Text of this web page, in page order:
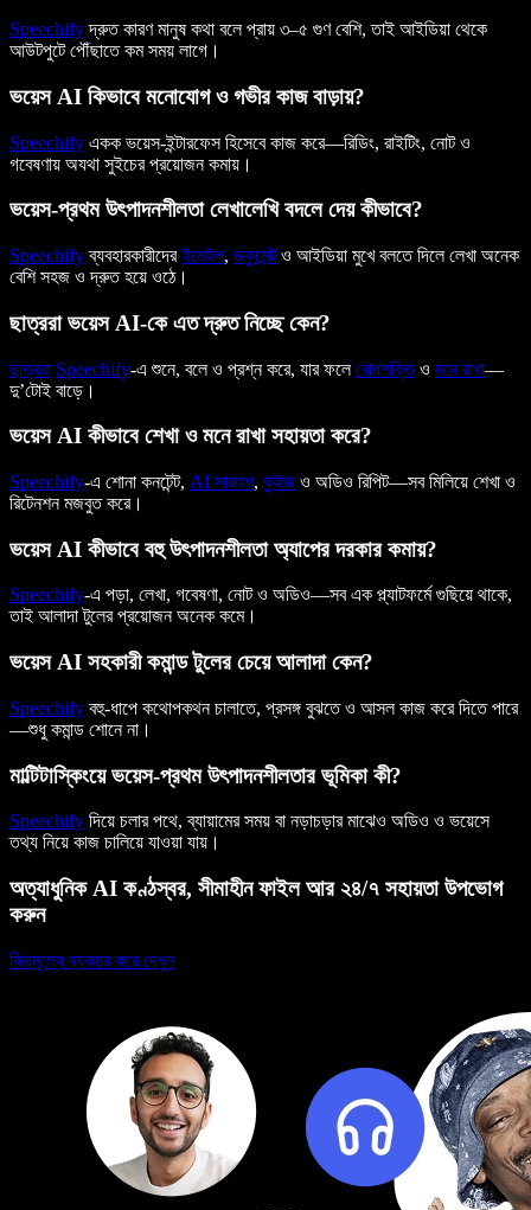
Speechifyদ্রুত কারণ মানুষ কথা বলে প্রায় ৩–৫ গুণ বেশি, তাই আইডিয়া থেকে
আউটপুটে পৌঁছাতে কম সময় লাগে।
ভয়েস AI কিভাবে মনোযোগ ও গভীর কাজ বাড়ায়?
Speechify একক ভয়েস-ইন্টারফেস হিসেবে কাজ করে—রিডিং, রাইটিং, নোট ও
গবেষণায় অযথা সুইচের প্রয়োজন কমায়।
ভয়েস-প্রথম উৎপাদনশীলতা লেখালেখি বদলে দেয় কীভাবে?
Speechifyব্যবহারকারীদেরইমেইল, ডকুমেন্টও আইডিয়া মুখে বলতে দিলে লেখা অনেক
বেশি সহজ ও দ্রুত হয়ে ওঠে।
ছাত্ররা ভয়েস AI-কে এত দ্রুত নিচ্ছে কেন?
ছাত্ররা Speechify-এ শুনে, বলে ও প্রশ্ন করে, যার ফলেবোধশক্তিও মনে রাখা—
দু’টোই বাড়ে।
ভয়েস AI কীভাবে শেখা ও মনে রাখা সহায়তা করে?
Speechify-এ শোনা কনটেন্ট, AI সারাংশ, কুইজ ও অডিও রিপিট—সব মিলিয়ে শেখা ও
রিটেনশন মজবুত করে।
ভয়েস AI কীভাবে বহু উৎপাদনশীলতা অ্যাপের দরকার কমায়?
Speechify-এ পড়া, লেখা, গবেষণা, নোট ও অডিও—সব এক প্ল্যাটফর্মে গুছিয়ে থাকে,
তাই আলাদা টুলের প্রয়োজন অনেক কমে।
ভয়েস AI সহকারী কমান্ড টুলের চেয়ে আলাদা কেন?
Speechify বহু-ধাপে কথোপকথন চালাতে, প্রসঙ্গ বুঝতে ও আসল কাজ করে দিতে পারে
—শুধু কমান্ড শোনে না।
মাল্টিটাস্কিংয়ে ভয়েস-প্রথম উৎপাদনশীলতার ভূমিকা কী?
Speechify দিয়ে চলার পথে, ব্যায়ামের সময় বা নড়াচড়ার মাঝেও অডিও ও ভয়েসে
তথ্য নিয়ে কাজ চালিয়ে যাওয়া যায়।
অত্যাধুনিক AI কণ্ঠস্বর, সীমাহীন ফাইল আর ২৪/৭ সহায়তা উপভোগ
করুন
বিনামূল্যে ব্যবহার করে দেখুন